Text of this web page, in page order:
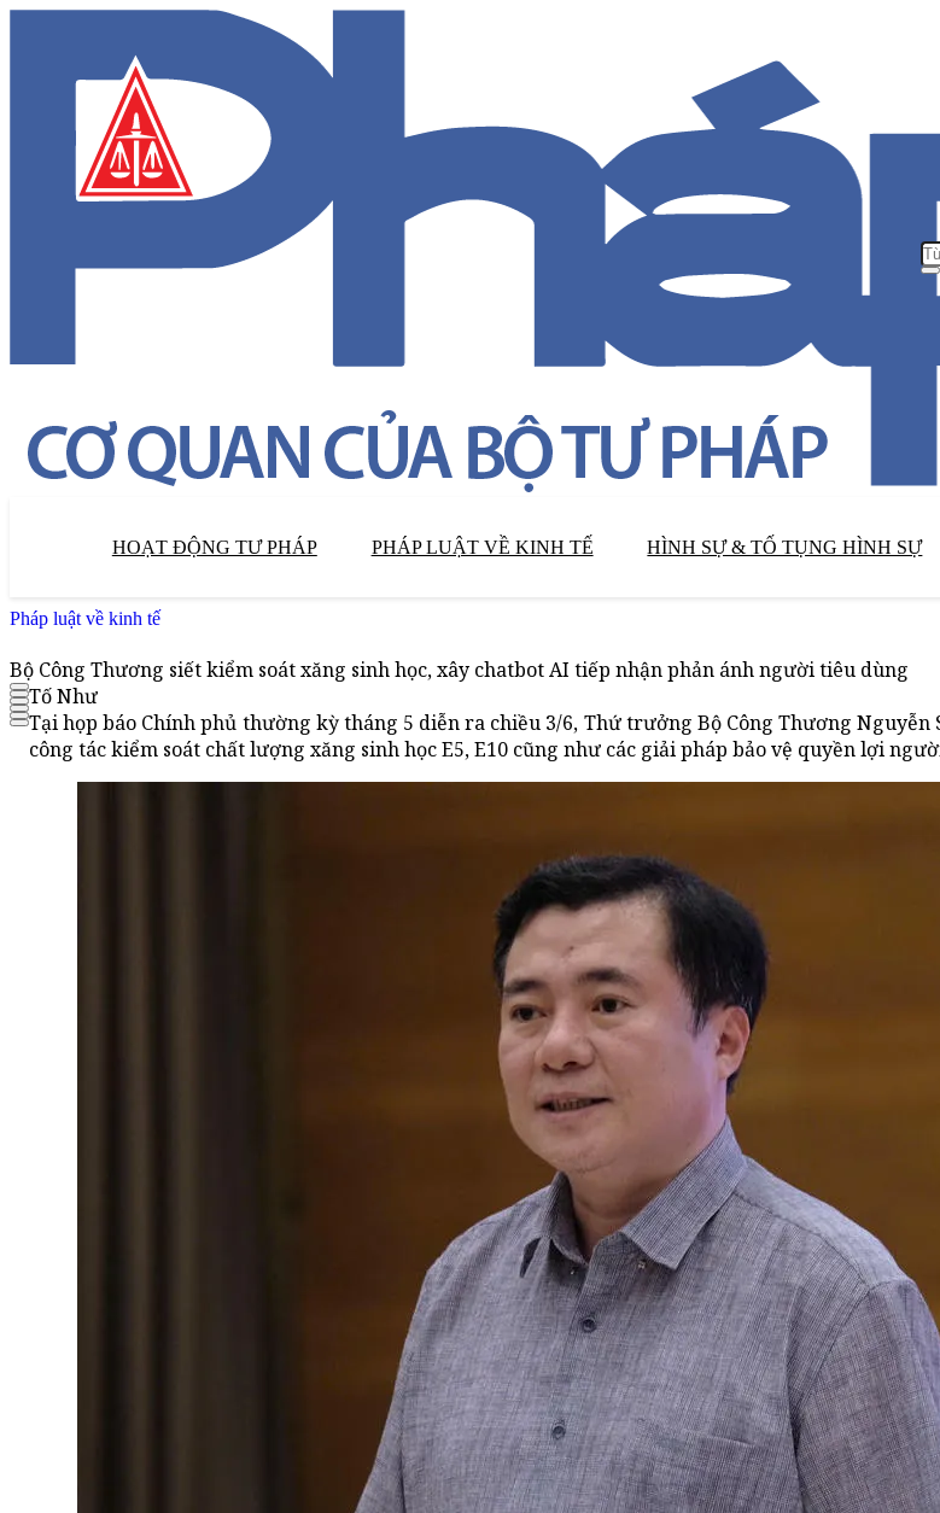
HOẠT ĐỘNG TƯ PHÁP PHÁP LUẬT VỀ KINH TẾ HÌNH SỰ & TỐ TỤNG HÌNH SỰ
Pháp luật về kinh tế
Bộ Công Thương siết kiểm soát xăng sinh học, xây chatbot AI tiếp nhận phản ánh người tiêu dùng
Tố Như
Tại họp báo Chính phủ thường kỳ tháng 5 diễn ra chiều 3/6, Thứ trưởng Bộ Công Thương Nguyễn
công tác kiểm soát chất lượng xăng sinh học E5, E10 cũng như các giải pháp bảo vệ quyền lợi